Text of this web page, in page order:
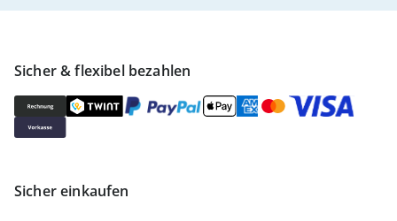
Sicher & flexibel bezahlen
Sicher einkaufen